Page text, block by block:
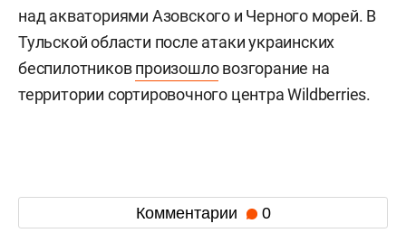
над акваториями Азовского и Черного морей. В
Тульской области после атаки украинских
беспилотниковпроизошловозгорание на
территории сортировочного центра Wildberries.
Комментарии 0